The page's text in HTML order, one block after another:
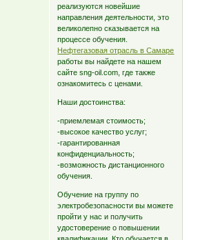
реализуются новейшие
направления деятельности, это
великолепно сказывается на
процессе обучения.
Нефтегазовая отрасль в Cамаре
работы вы найдете на нашем
сайте sng-oil.com, где также
ознакомитесь с ценами.
Наши достоинства:
-приемлемая стоимость;
-высокое качество услуг;
-гарантированная
конфиденциальность;
-возможность дистанционного
обучения.
Обучение на группу по
электробезопасности вы можете
пройти у нас и получить
удостоверение о повышении